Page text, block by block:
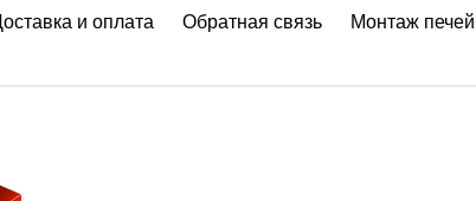
и оплата Обратная связь
Монтаж